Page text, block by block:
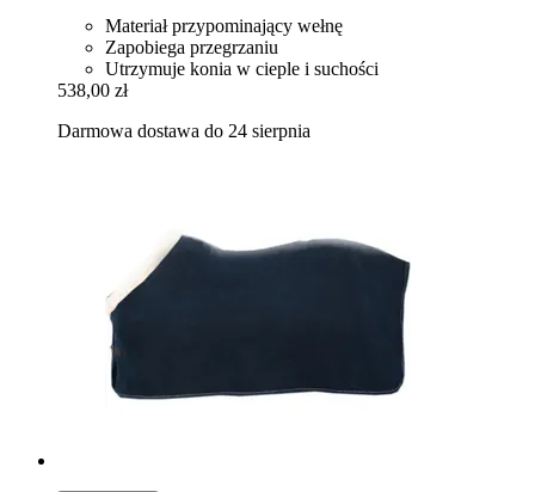
Materiał przypominający wełnę
Zapobiega przegrzaniu
Utrzymuje konia w cieple i suchości
538,00 zł
Darmowa dostawa do 24 sierpnia